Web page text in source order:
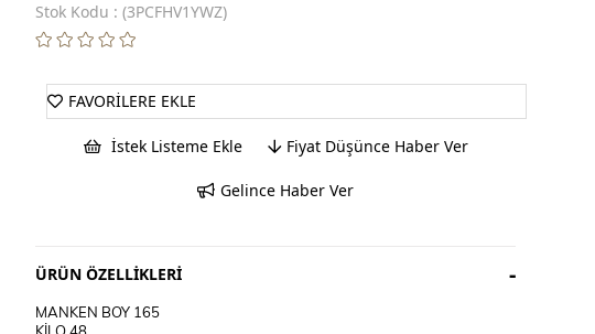
Stok Kodu (3PCFHV1YWZ)
FAVORILERE EKLE
İstek Listeme Ekle Fiyat Düşünce Haber Ver
Gelince Haber Ver
ÜRÜN ÖZELLIKLERI
MANKEN BOY 165
KİLO 48